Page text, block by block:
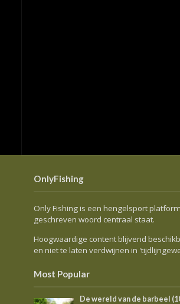
OnlyFishing
Only Fishing is een hengelsport
geschreven woord centraal staat.
Hoogwaardige content blijvend
en niet te laten verdwijnen in
Most Popular
De wereld van de barbeel